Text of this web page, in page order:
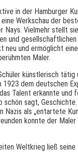
in der Hamburger
Werkschau der
Nays. Vielmehr stellt
und
neu und ermöglicht
Maler.
künstlerisch
dem deutschen
Talent erkannte und
schön sagt,
Nazis als „entartete
konnte der
Weltkrieg ließ